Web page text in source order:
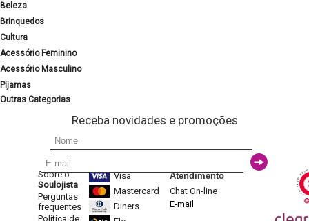
Beleza
Brinquedos
Cultura
Acessório Feminino
Acessório Masculino
Pijamas
Outras Categorias
Receba novidades e promoções
Sobre o
Soulojista
Perguntas
frequentes
Política de
Visa
Mastercard
Diners
Atendimento
Chat On-line
E-mail